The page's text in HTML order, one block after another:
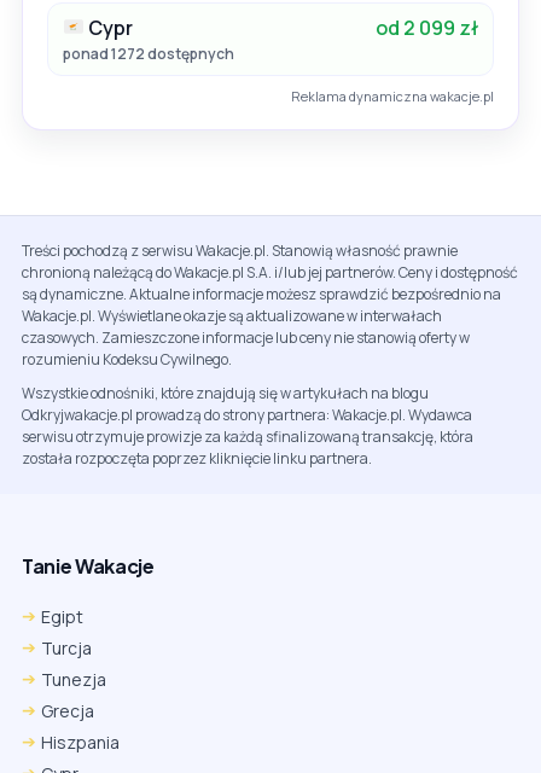
Cypr od 2 099 zł
ponad 1272 dostępnych
Reklama dynamiczna wakacje.pl
Treści pochodzą z serwisu Wakacje.pl. Stanowią własność prawnie
chronioną należącą do Wakacje.pl S.A. i/lub jej partnerów. Ceny i dostępność
są dynamiczne. Aktualne informacje możesz sprawdzić bezpośrednio na
Wakacje.pl. Wyświetlane okazje są aktualizowane w interwałach
czasowych. Zamieszczone informacje lub ceny nie stanowią oferty w
rozumieniu Kodeksu Cywilnego.
Wszystkie odnośniki, które znajdują się w artykułach na blogu
Odkryjwakacje.pl prowadzą do strony partnera: Wakacje.pl. Wydawca
serwisu otrzymuje prowizje za każdą sfinalizowaną transakcję, która
została rozpoczęta poprzez kliknięcie linku partnera.
Tanie Wakacje
Egipt
Turcja
Tunezja
Grecja
Hiszpania